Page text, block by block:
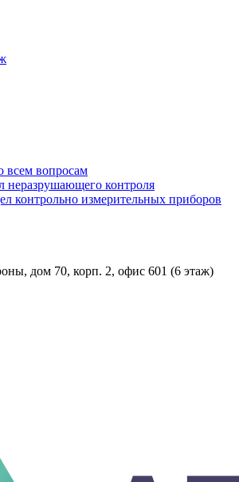
всем вопросам
неразрушающего контроля
контрольно измерительных приборов
дом 70, корп. 2, офис 601 (6 этаж)